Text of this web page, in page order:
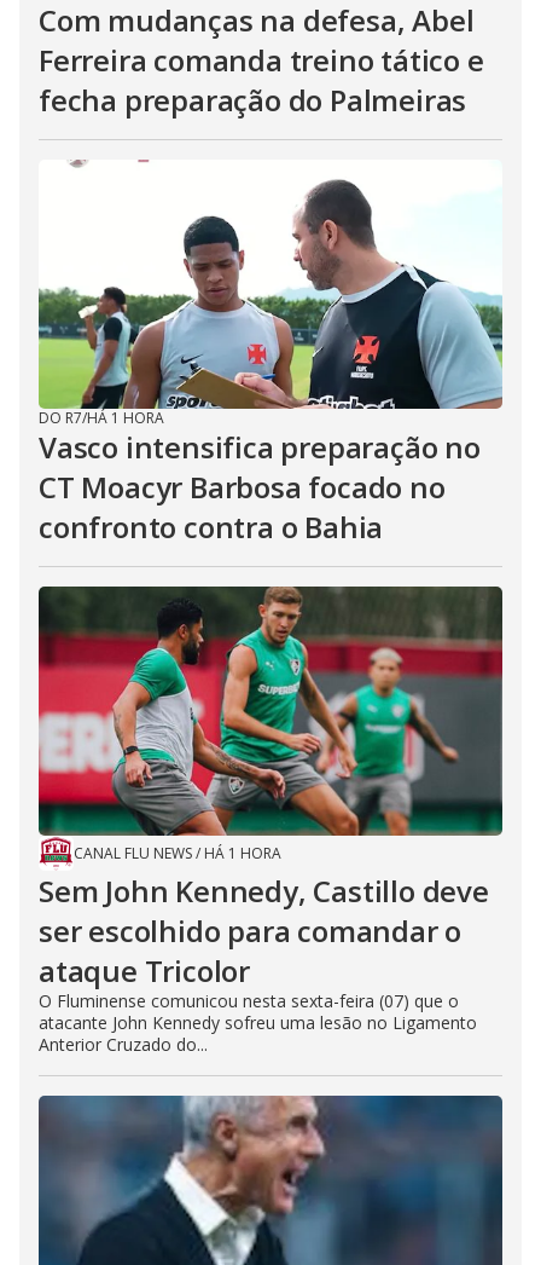
Com mudanças na defesa, Abel
Ferreira comanda treino tático e
fecha preparação do Palmeiras
DO R7/HÁ 1 HORA
Vasco intensifica preparação no
CT Moacyr Barbosa focado no
confronto contra o Bahia
CANAL FLU NEWS/ HÁ 1 HORA
Sem John Kennedy, Castillo deve
ser escolhido para comandar o
ataque Tricolor
O Fluminense comunicou nesta sexta-feira (07) que o
atacante John Kennedy sofreu uma lesão no Ligamento
Anterior Cruzado do...